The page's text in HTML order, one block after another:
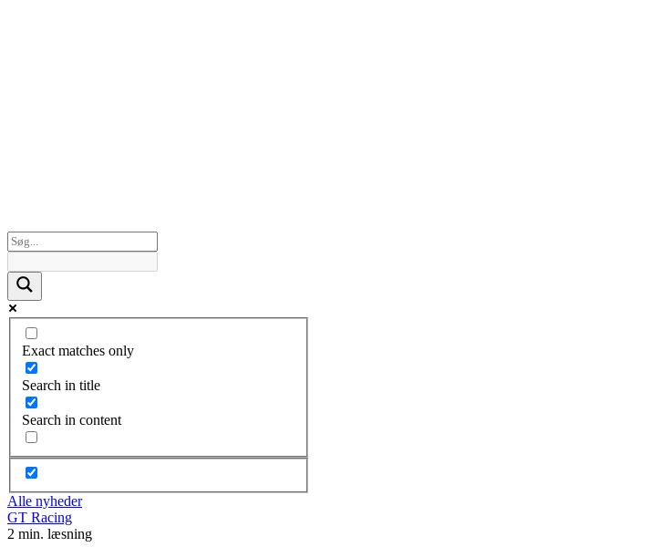
Exact matches only
Search in title
Search in content
Alle nyheder
GT Racing
2 min. læsning